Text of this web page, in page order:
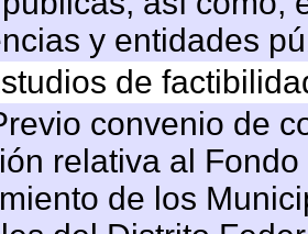
y entidades
de
convenio de
relativa al
de los